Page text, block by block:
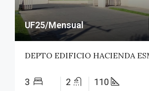
UF25/Mensual
3 2 110